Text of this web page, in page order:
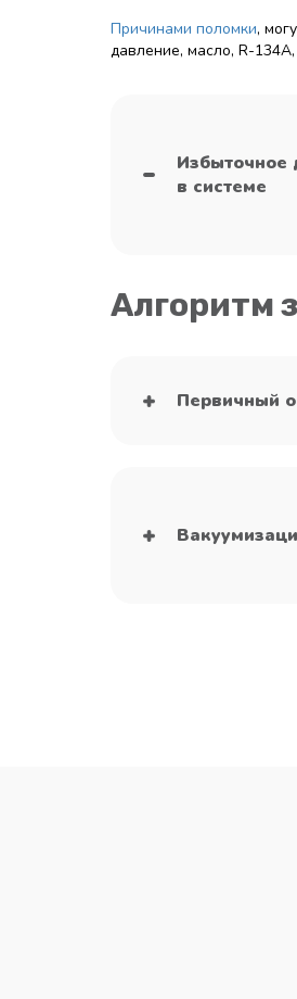
Причинами поломки,
давление, масло, R-134A,
Избыточное
в системе
Алгоритм
Первичный